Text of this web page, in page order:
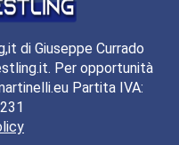
di Giuseppe Currado
Per opportunità
Partita IVA: